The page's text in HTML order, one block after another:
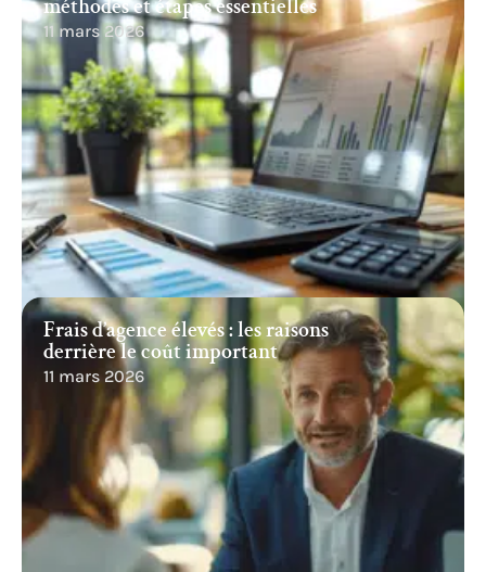
méthodes et étapes essentielles
11 mars 2026
Frais d’agence élevés : les raisons
derrière le coût important
11 mars 2026